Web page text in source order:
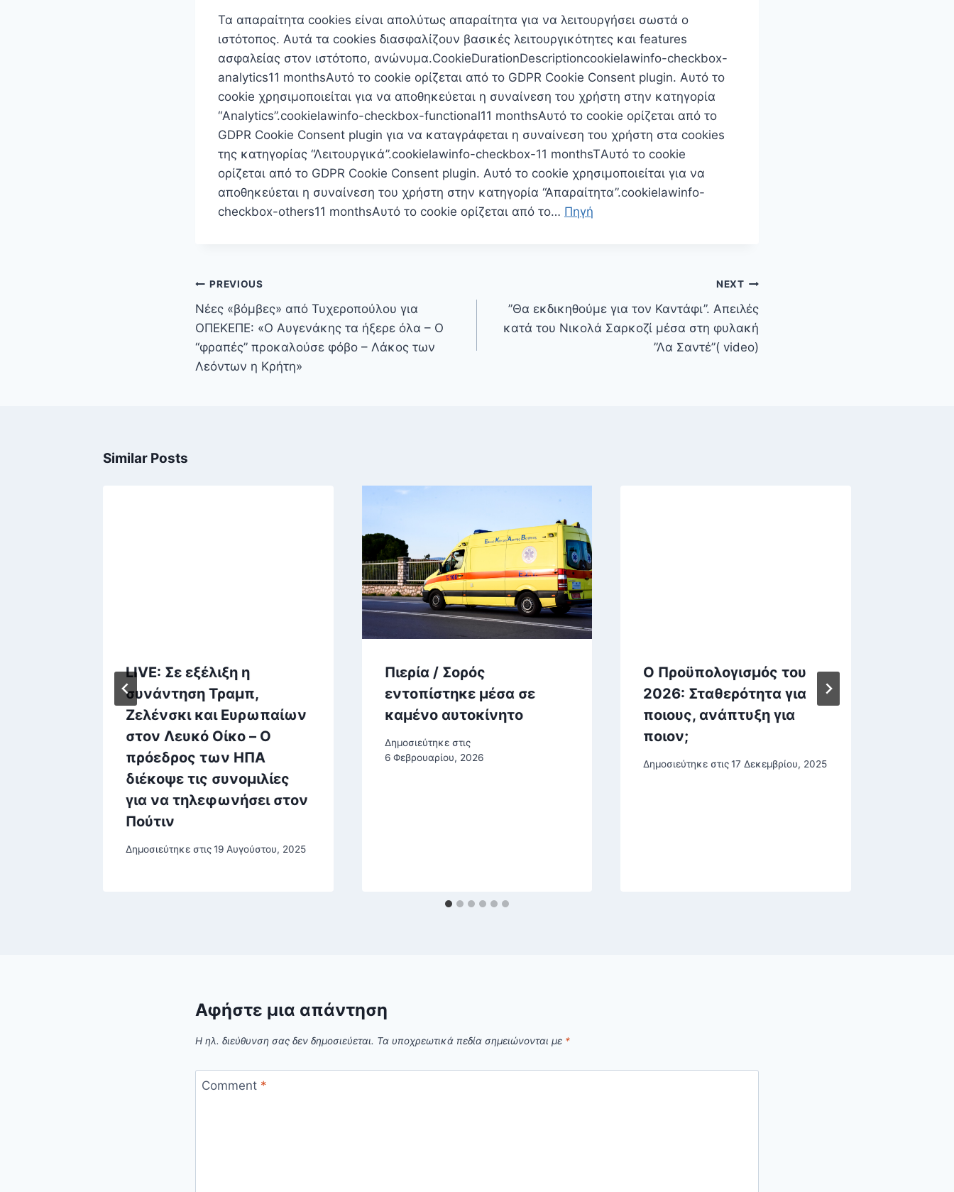
Τα απαραίτητα cookies είναι απoλύτως απαραίτητα για να λειτουργήσει σωστά ο
ιστότοπος. Αυτά τα cookies διασφαλίζουν βασικές λειτουργικότητες και features
ασφαλείας στον ιστότοπο, ανώνυμα.CookieDurationDescriptioncookielawinfo-checkbox-
analytics11 monthsΑυτό το cookie ορίζεται από το GDPR Cookie Consent plugin. Αυτό το
cookie χρησιμοποιείται για να αποθηκεύεται η συναίνεση του χρήστη στην κατηγορία
“Analytics”.cookielawinfo-checkbox-functional11 monthsΑυτό το cookie ορίζεται από το
GDPR Cookie Consent plugin για να καταγράφεται η συναίνεση του χρήστη στα cookies
της κατηγορίας “Λειτουργικά”.cookielawinfo-checkbox-11 monthsTΑυτό το cookie
ορίζεται από το GDPR Cookie Consent plugin. Αυτό το cookie χρησιμοποιείται για να
αποθηκεύεται η συναίνεση του χρήστη στην κατηγορία “Απαραίτητα”.cookielawinfo-
checkbox-others11 monthsΑυτό το cookie ορίζεται από το… Πηγή
Πλοήγηση
άρθρων
PREVIOUS
Νέες «βόμβες» από Τυχεροπούλου για
ΟΠΕΚΕΠΕ: «Ο Αυγενάκης τα ήξερε όλα – Ο
“φραπές” προκαλούσε φόβο – Λάκος των
Λεόντων η Κρήτη»
NEXT
”Θα εκδικηθούμε για τον Καντάφι”. Απειλές
κατά του Νικολά Σαρκοζί μέσα στη φυλακή
”Λα Σαντέ”( video)
Similar Posts
LIVE: Σε εξέλιξη η
συνάντηση Τραμπ,
Ζελένσκι και Ευρωπαίων
στον Λευκό Οίκο – O
πρόεδρος των ΗΠΑ
διέκοψε τις συνομιλίες
για να τηλεφωνήσει στον
Πούτιν
Δημοσιεύτηκε στις19 Αυγούστου, 2025
Πιερία / Σορός
εντοπίστηκε μέσα σε
καμένο αυτοκίνητο
Δημοσιεύτηκε στις
6 Φεβρουαρίου, 2026
Ο Προϋπολογισμός του
2026: Σταθερότητα για
ποιους, ανάπτυξη για
ποιον;
Δημοσιεύτηκε στις 17 Δεκεμβρίου, 2025
Αφήστε μια απάντηση
Η ηλ. διεύθυνση σας δεν δημοσιεύεται. Τα υποχρεωτικά πεδία σημειώνονται με *
Comment *